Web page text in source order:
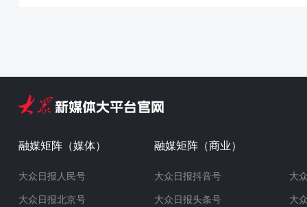
融媒矩阵（媒体）
大众日报人民号
大众日报北京号
融媒矩阵（商业）
大众日报抖音号
大众日报头条号
大
大